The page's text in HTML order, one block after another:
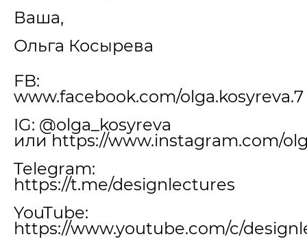
Ваша,
Ольга Косырева
FB:
www.facebook.com/olga.kosyreva.7
IG: @olga_kosyreva
илиhttps://www.instagram.com/
Telegram:
https://t.me/designlectures
YouTube:
https://www.youtube.com/c/